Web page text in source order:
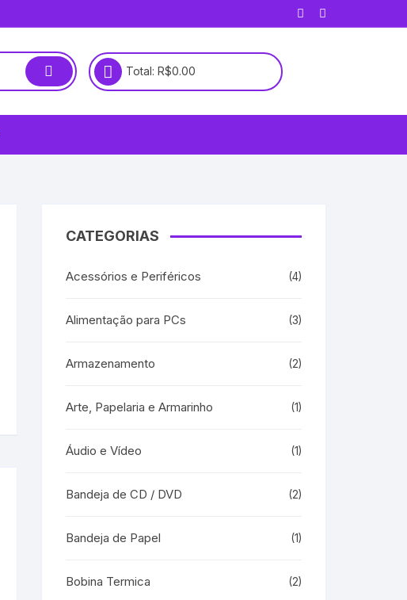
Total: R$0.00
CATEGORIAS
Acessórios e Periféricos (4)
Alimentação para PCs (3)
Armazenamento (2)
Arte, Papelaria e Armarinho (1)
Áudio e Vídeo (1)
Bandeja de CD / DVD (2)
Bandeja de Papel (1)
Bobina Termica (2)